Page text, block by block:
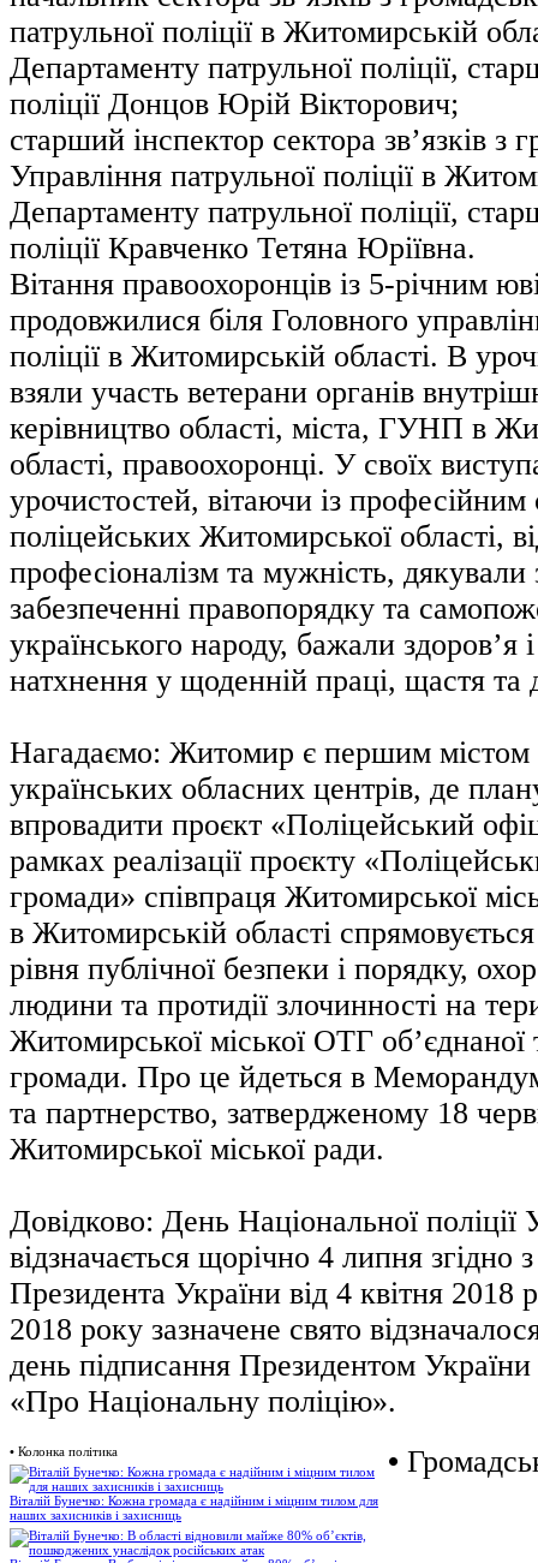
патрульної поліції в Житомирській
Департаменту патрульної поліції,
поліції Донцов Юрій Вікторович;
старший інспектор сектора зв’язків з
Управління патрульної поліції в
Департаменту патрульної поліції,
поліції Кравченко Тетяна Юріївна.
Вітання правоохоронців із 5-річним
продовжилися біля Головного
поліції в Житомирській області. В
взяли участь ветерани органів
керівництво області, міста, ГУНП в
області, правоохоронці. У своїх
урочистостей, вітаючи із професійним
поліцейських Житомирської області,
професіоналізм та мужність,
забезпеченні правопорядку та
українського народу, бажали здоров’я
натхнення у щоденній праці, щастя та
Нагадаємо: Житомир є першим містом
українських обласних центрів, де
впровадити проєкт «Поліцейський
рамках реалізації проєкту
громади» співпраця Житомирської
в Житомирській області
рівня публічної безпеки і порядку,
людини та протидії злочинності на
Житомирської міської ОТГ об’єднаної
громади. Про це йдеться в
та партнерство, затвердженому 18
Житомирської міської ради.
Довідково: День Національної поліції
відзначається щорічно 4 липня згідно
Президента України від 4 квітня
2018 року зазначене свято
день підписання Президентом
«Про Національну поліцію».
• Колонка політика
Віталій Бунечко: Кожна громада є надійним і міцним тилом для
наших захисників і захисниць
•